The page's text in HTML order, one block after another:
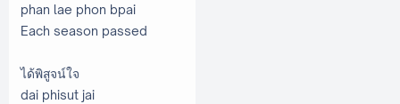
phan lae phon bpai
Each season passed
ได้พิสูจน์ใจ
dai phisut jai